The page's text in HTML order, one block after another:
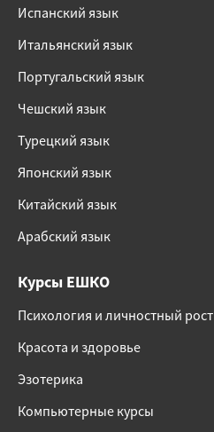
Испанский язык
Итальянский язык
Португальский язык
Чешский язык
Турецкий язык
Японский язык
Китайский язык
Арабский язык
Курсы ЕШКО
Психология и личностный рост
Красота и здоровье
Эзотерика
Компьютерные курсы